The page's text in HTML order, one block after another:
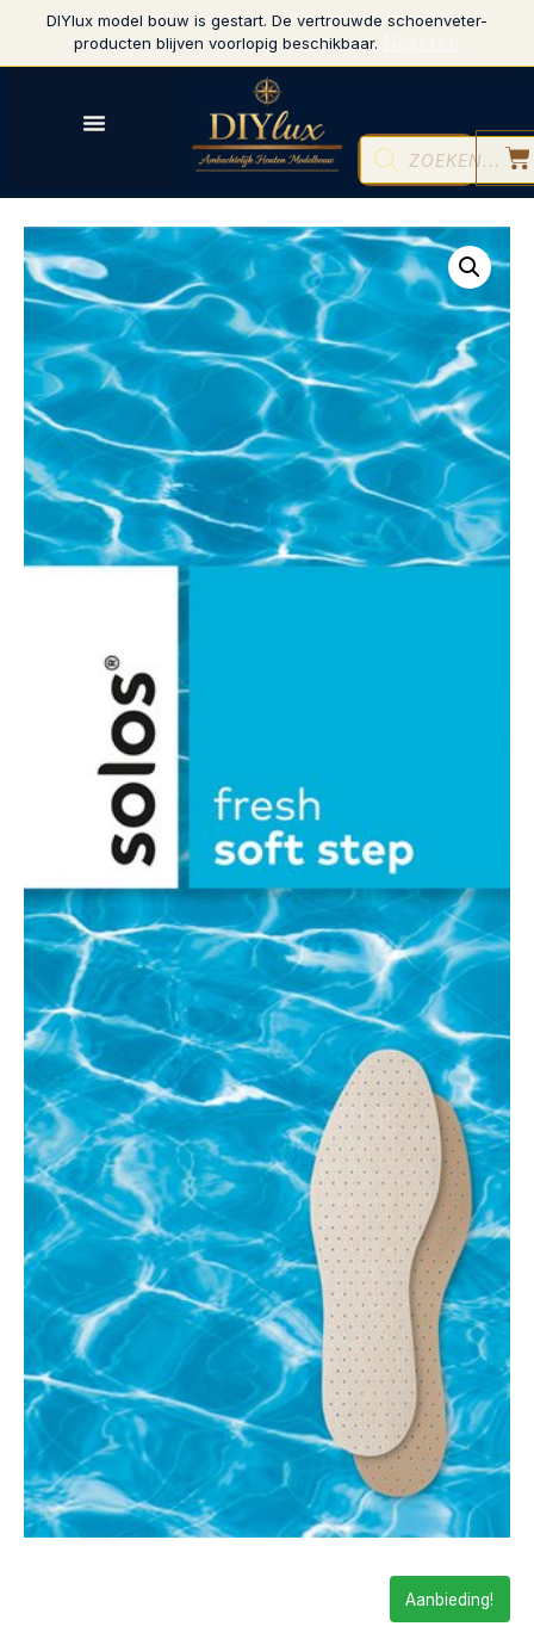
DIYlux model bouw is gestart. De vertrouwde schoenveter-
producten blijven voorlopig beschikbaar.
Aanbieding!